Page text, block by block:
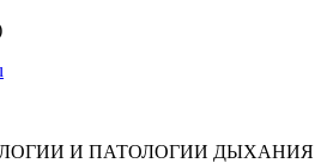
И ПАТОЛОГИИ ДЫХАНИЯ